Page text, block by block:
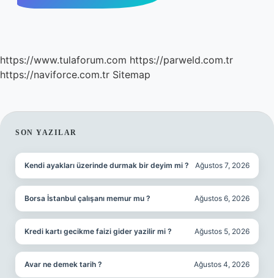
https://www.tulaforum.com https://parweld.com.tr
https://naviforce.com.tr Sitemap
SIDEBAR
SON YAZILAR
Kendi ayakları üzerinde durmak bir deyim mi ? Ağustos 7, 2026
Borsa İstanbul çalışanı memur mu ? Ağustos 6, 2026
Kredi kartı gecikme faizi gider yazilir mi ? Ağustos 5, 2026
Avar ne demek tarih ? Ağustos 4, 2026